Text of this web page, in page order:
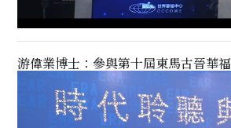
游偉業博士：參與第十屆東馬古晉華